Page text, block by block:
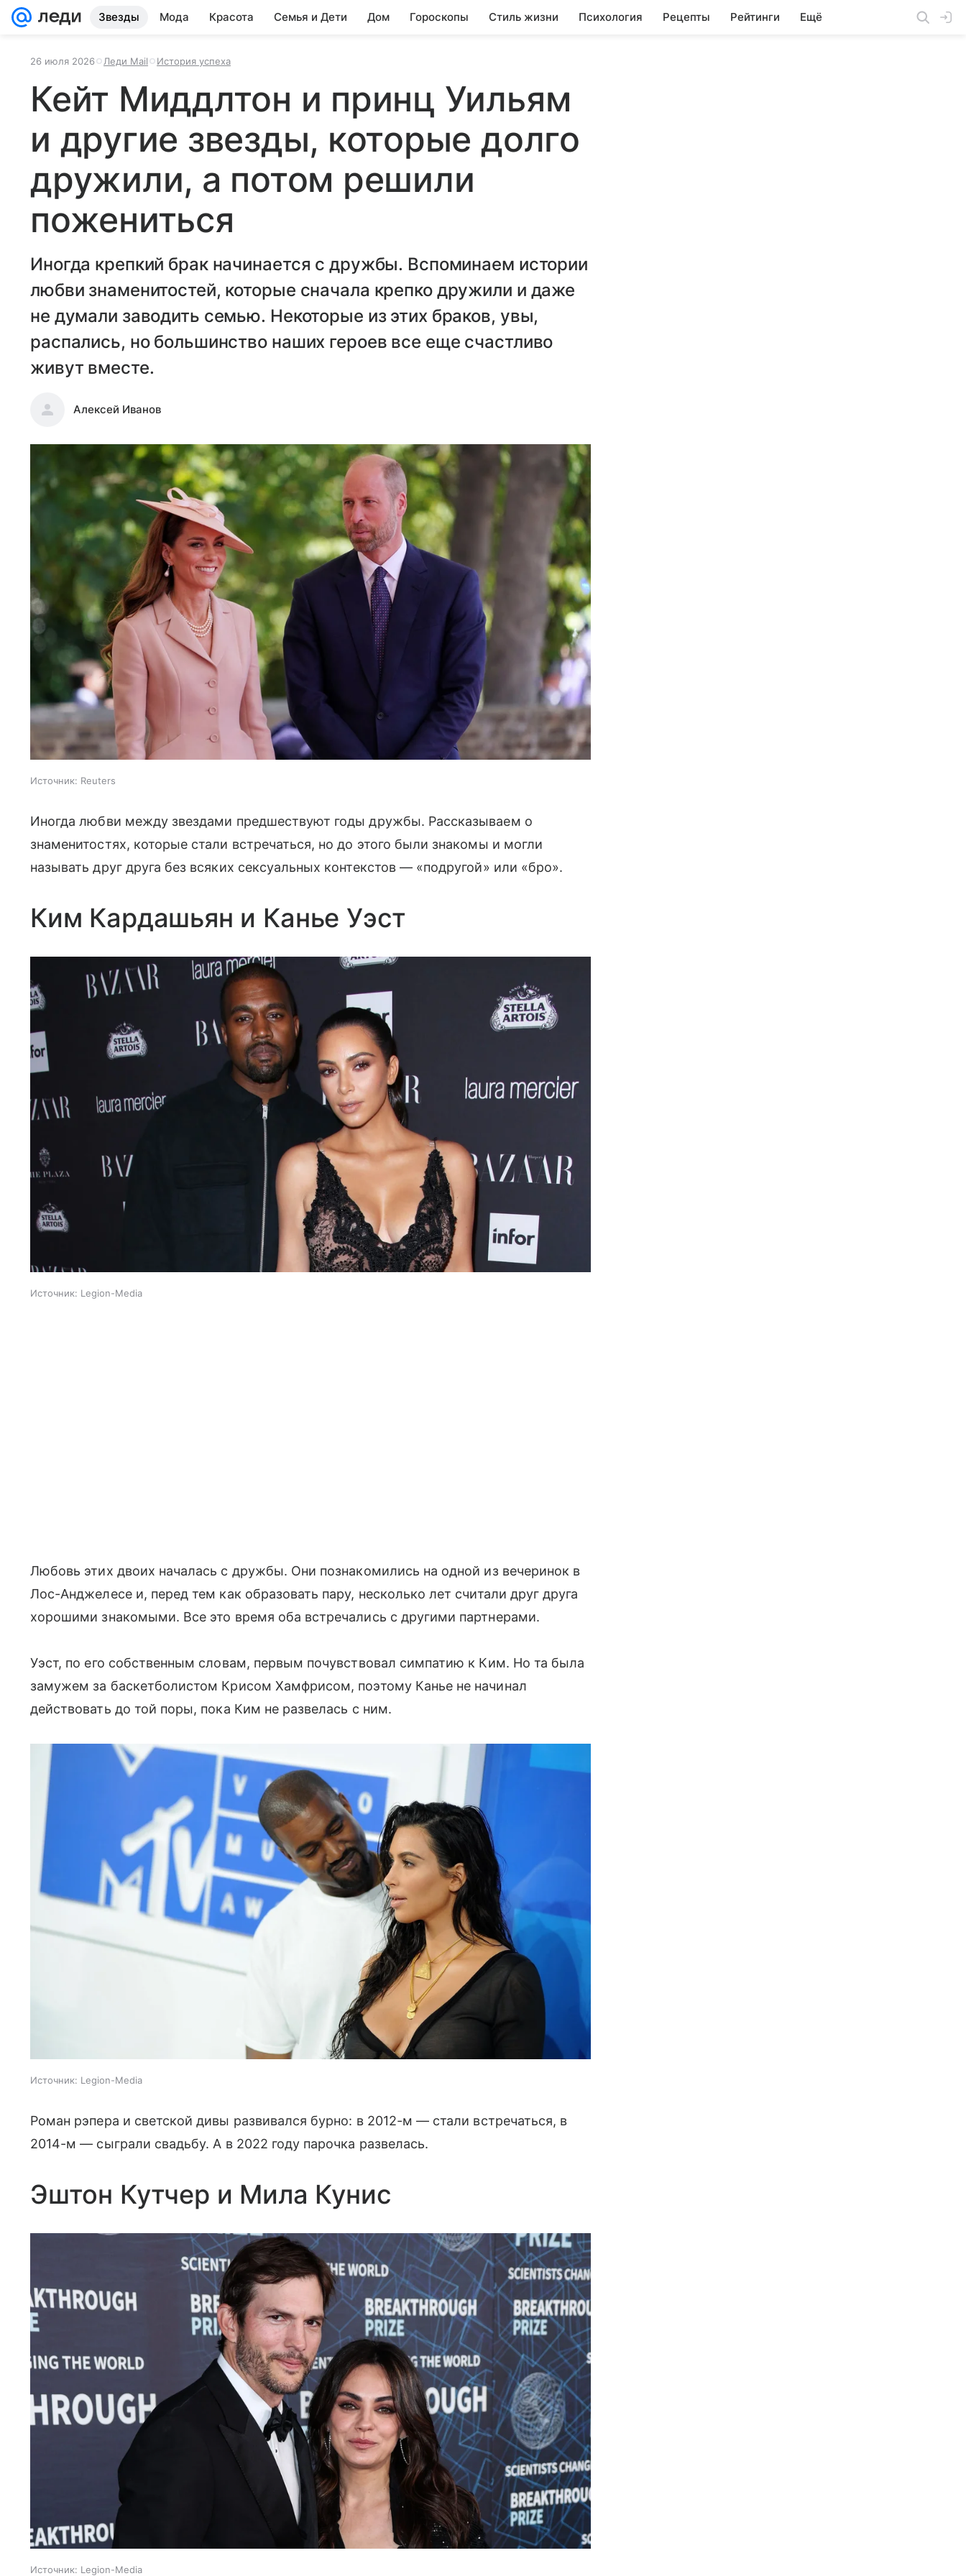
Звезды Мода Красота Семья и Дети Дом Гороскопы Стиль жизни Психология Рецепты Рейтинги Ещё
26 июля 2026 Леди Mail История успеха
Кейт Миддлтон и принц Уильям
и другие звезды, которые долго
дружили, а потом решили
пожениться
Иногда крепкий брак начинается с дружбы. Вспоминаем истории
любви знаменитостей, которые сначала крепко дружили и даже
не думали заводить семью. Некоторые из этих браков, увы,
распались, но большинство наших героев все еще счастливо
живут вместе.
Алексей Иванов
Источник: Reuters
Иногда любви между звездами предшествуют годы дружбы. Рассказываем о
знаменитостях, которые стали встречаться, но до этого были знакомы и могли
называть друг друга без всяких сексуальных контекстов — «подругой» или «бро».
Ким Кардашьян и Канье Уэст
Источник: Legion-Media
Любовь этих двоих началась с дружбы. Они познакомились на одной из вечеринок в
Лос-Анджелесе и, перед тем как образовать пару, несколько лет считали друг друга
хорошими знакомыми. Все это время оба встречались с другими партнерами.
Уэст, по его собственным словам, первым почувствовал симпатию к Ким. Но та была
замужем за баскетболистом Крисом Хамфрисом, поэтому Канье не начинал
действовать до той поры, пока Ким не развелась с ним.
Источник: Legion-Media
Роман рэпера и светской дивы развивался бурно: в 2012-м — стали встречаться, в
2014-м — сыграли свадьбу. А в 2022 году парочка развелась.
Эштон Кутчер и Мила Кунис
Источник: Legion-Media